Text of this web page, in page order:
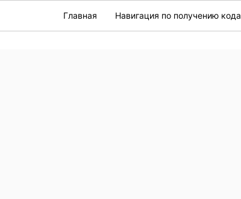
Главная Навигация по получению кода